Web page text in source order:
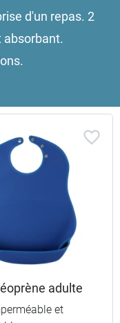
d'un repas. 2
absorbant.
adulte
et